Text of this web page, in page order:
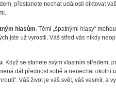
přestanete nechat události diktovat
hlasům. Těmi „špatnými hlasy“
jste už vyrostli. Váš střed vás nikdy
. Když se stanete svým vlastním středem,
dát přednost sobě a nenechat okolní
Váš život je váš svět, váš vesmír, a